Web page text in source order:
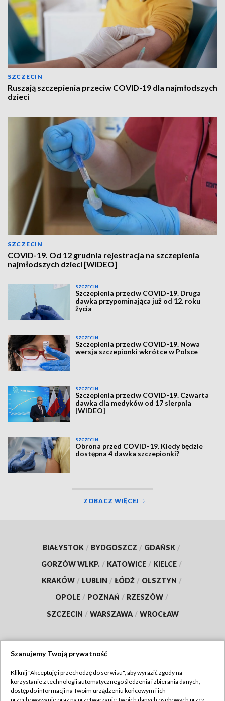
SZCZECIN
Ruszają szczepienia przeciw COVID-19 dla najmłodszych
dzieci
SZCZECIN
COVID-19. Od 12 grudnia rejestracja na szczepienia
najmłodszych dzieci [WIDEO]
SZCZECIN
Szczepienia przeciw COVID-19. Druga
dawka przypominająca już od 12. roku
życia
SZCZECIN
Szczepienia przeciw COVID-19. Nowa
wersja szczepionki wkrótce w Polsce
SZCZECIN
Szczepienia przeciw COVID-19. Czwarta
dawka dla medyków od 17 sierpnia
[WIDEO]
SZCZECIN
Obrona przed COVID-19. Kiedy będzie
dostępna 4 dawka szczepionki?
ZOBACZ WIĘCEJ
BIAŁYSTOK / BYDGOSZCZ / GDAŃSK /
GORZÓW WLKP. / KATOWICE / KIELCE /
KRAKÓW / LUBLIN / ŁÓDŹ / OLSZTYN /
OPOLE / POZNAŃ / RZESZÓW /
SZCZECIN / WARSZAWA / WROCŁAW
TVP
Szanujemy Twoją prywatność
Kliknij "Akceptuję i przechodzę do serwisu", aby wyrazić zgody na
korzystanie z technologii automatycznego śledzenia i zbierania danych,
dostęp do informacji na Twoim urządzeniu końcowym i ich